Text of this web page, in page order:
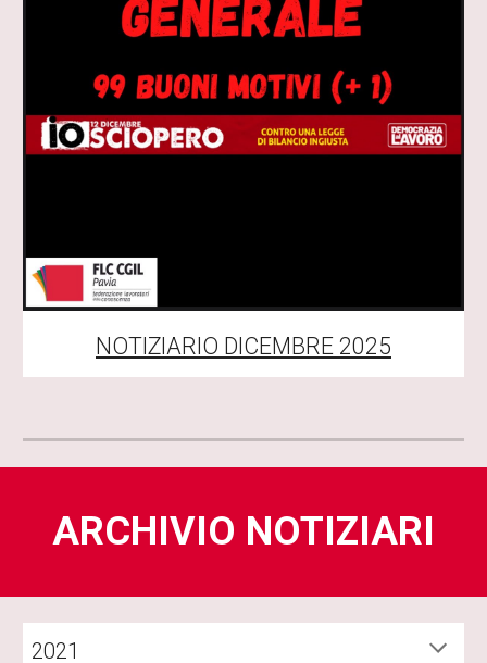
NOTIZIARIO DICEMBRE 2025
ARCHIVIO NOTIZIARI
2021